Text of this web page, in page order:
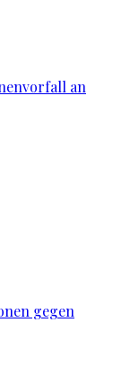
an
gegen